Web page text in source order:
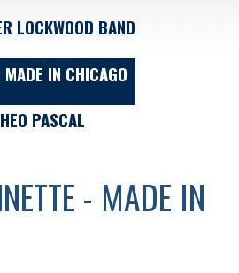
- MADE IN
LOCKWOOD BAND
IN CHICAGO
PASCAL